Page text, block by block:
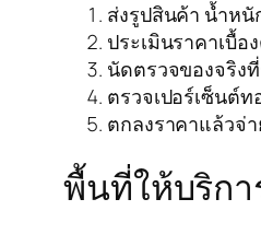
ส่งรูปสินค้า น้ำหนั
ประเมินราคาเบื้อ
นัดตรวจของจริง
ตรวจเปอร์เซ็นต์ท
ตกลงราคาแล้วจ่
พื้นที่ให้บริกา